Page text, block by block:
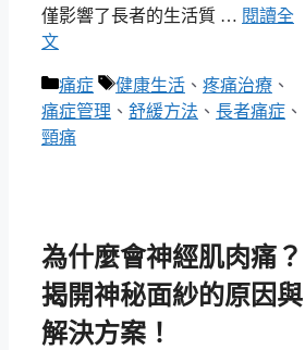
僅影響了長者的生活質 … 閱讀全
文
分
類
痛症
標
籤
健康生活 、 疼痛治療 、
痛症管理 、 舒緩方法 、 長者痛症 、
頸痛
為什麼會神經肌肉痛？
揭開神秘面紗的原因與
解決方案！